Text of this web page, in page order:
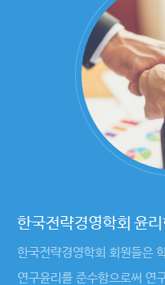
한국전략경영학회 윤
한국전략경영학회 회원들은
연구윤리를 준수함으로써 연